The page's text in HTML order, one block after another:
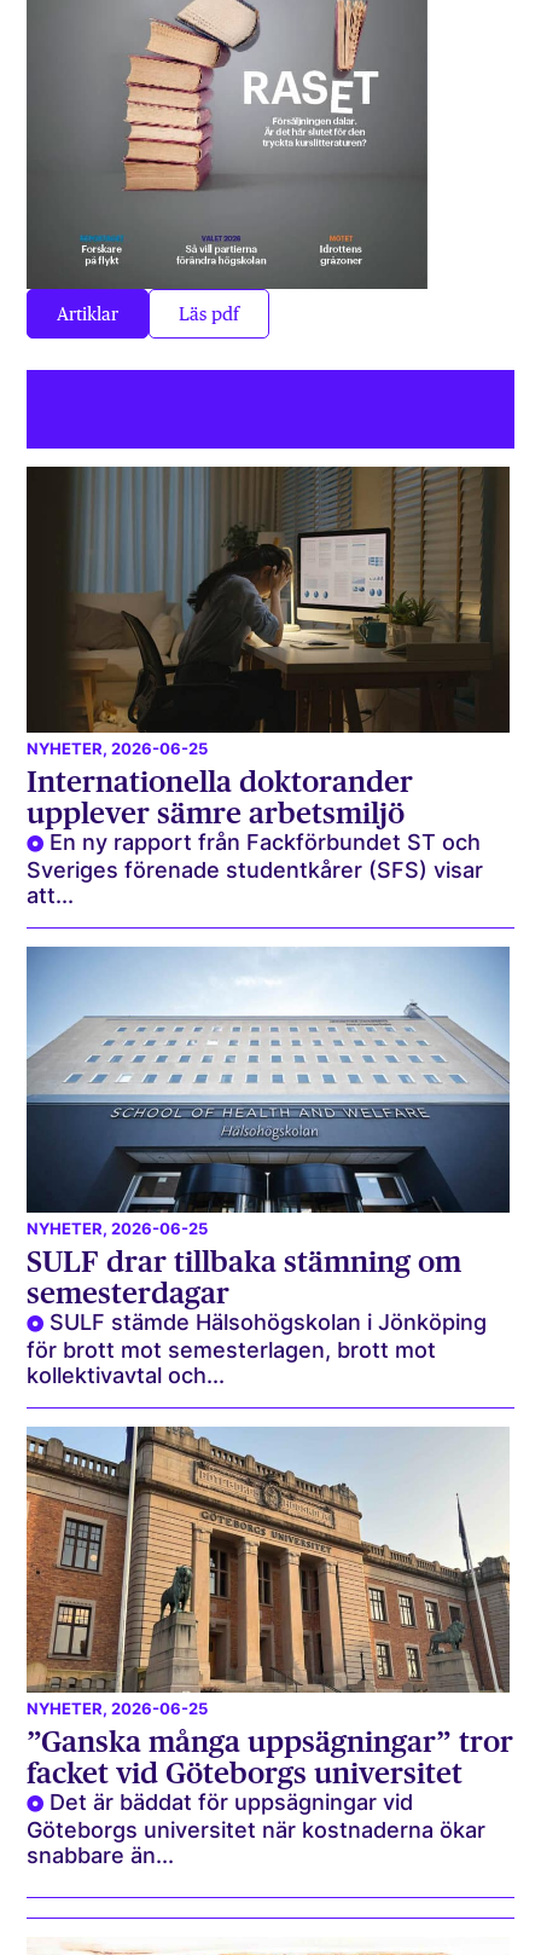
Artiklar Läs pdf
NYHETER, 2026-06-25
Internationella doktorander
upplever sämre arbetsmiljö
En ny rapport från Fackförbundet ST och
Sveriges förenade studentkårer (SFS) visar
att...
NYHETER, 2026-06-25
SULF drar tillbaka stämning om
semesterdagar
SULF stämde Hälsohögskolan i Jönköping
för brott mot semesterlagen, brott mot
kollektivavtal och...
NYHETER, 2026-06-25
”Ganska många uppsägningar” tror
facket vid Göteborgs universitet
Det är bäddat för uppsägningar vid
Göteborgs universitet när kostnaderna ökar
snabbare än...